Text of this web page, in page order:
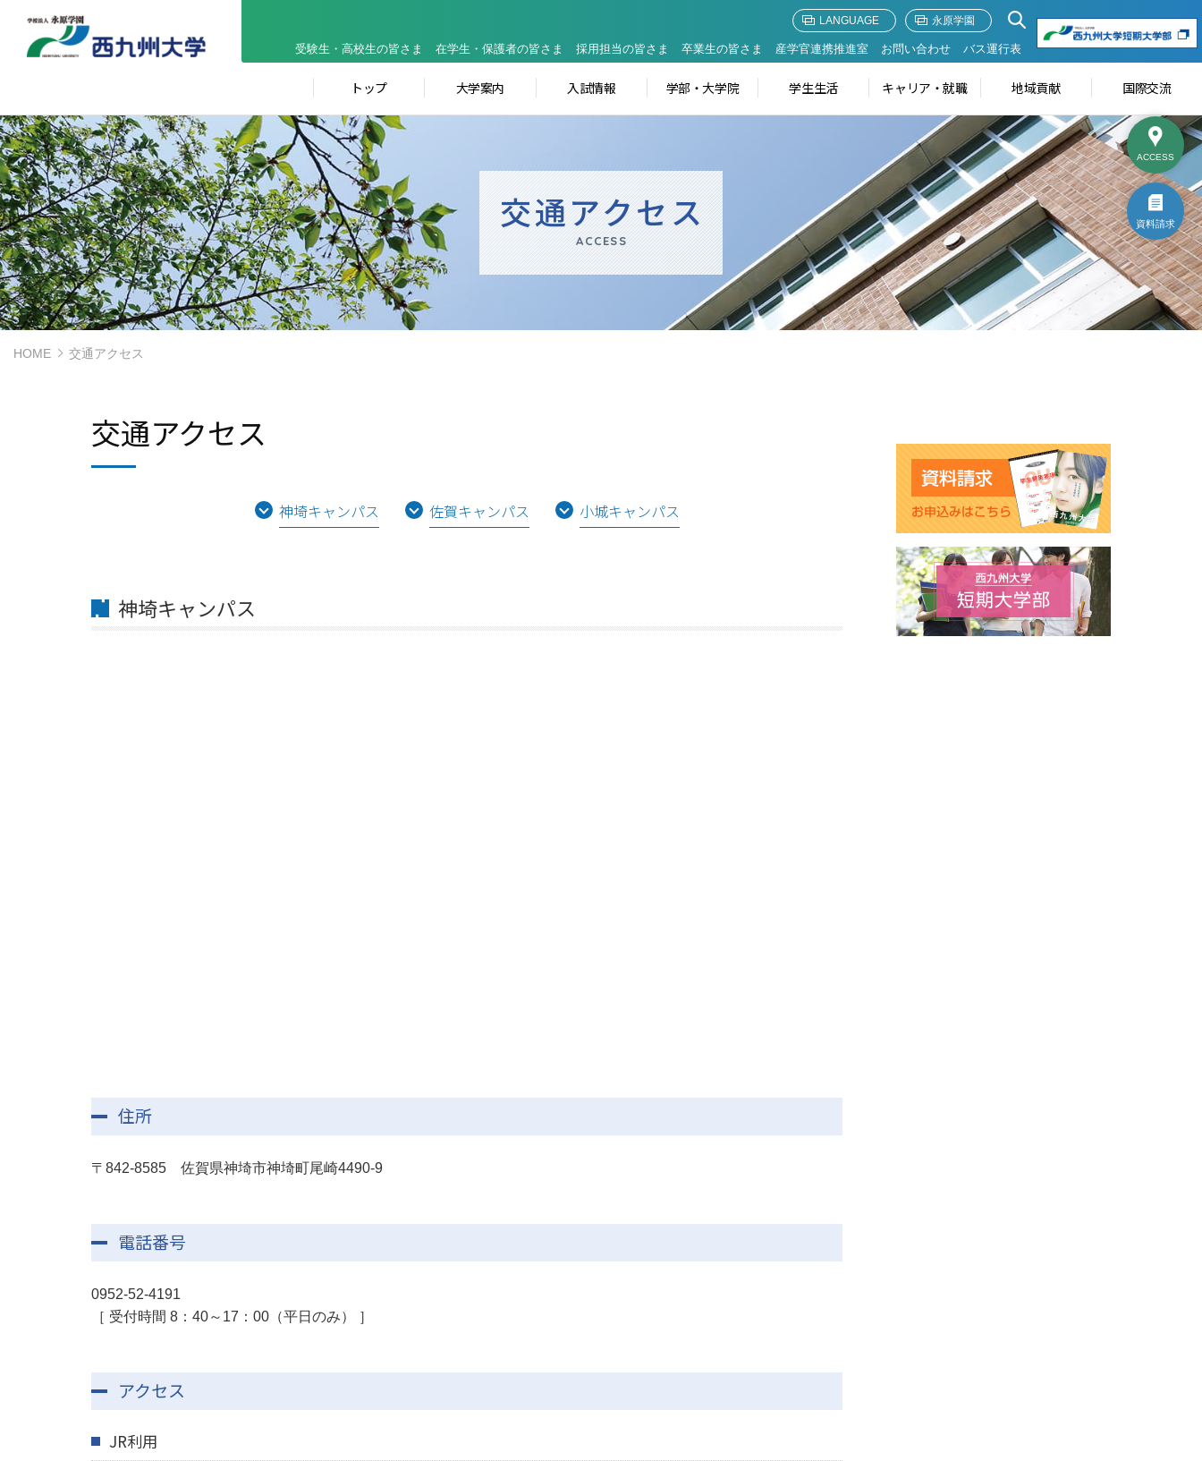
ACCESS
資料請求
受験生・高校生の皆さま 在学生・保護者の皆さま 採用担当の皆さま 卒業生の皆さま 産学官連携推進室 お問い合わせ バス運行表
LANGUAGE 永原学園
トップ 大学案内 入試情報 学部・大学院 学生生活 キャリア・就職 地域貢献 国際交流
交通アクセス
ACCESS
HOME 交通アクセス
交通アクセス
神埼キャンパス 佐賀キャンパス 小城キャンパス
神埼キャンパス
住所
〒842-8585 佐賀県神埼市神埼町尾崎4490-9
電話番号
0952-52-4191
［ 受付時間 8：40～17：00（平日のみ） ］
アクセス
JR利用